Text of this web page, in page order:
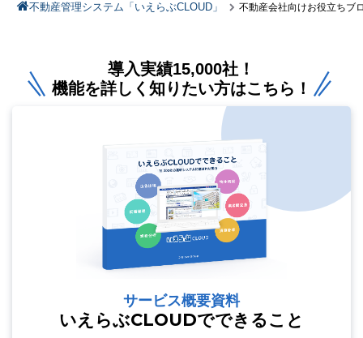
不動産管理システム「いえらぶCLOUD」 不動産会社向けお役立ちブ
導入実績15,000社！
機能を詳しく知りたい方はこちら！
サービス概要資料
いえらぶCLOUDでできること